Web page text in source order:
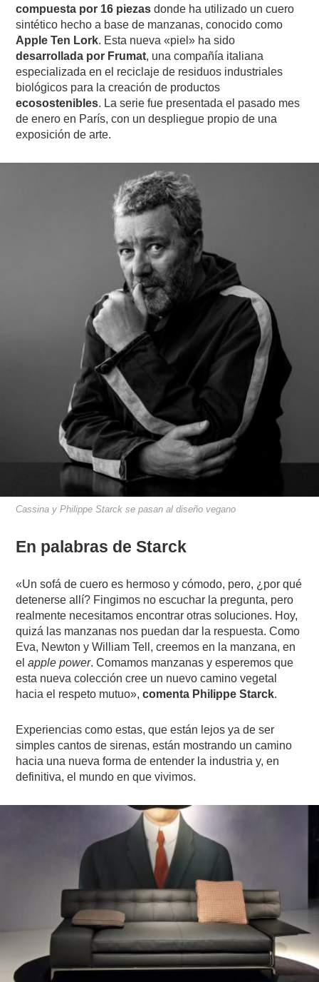
compuesta por 16 piezas donde ha utilizado un cuero
sintético hecho a base de manzanas, conocido como
Apple Ten Lork. Esta nueva «piel» ha sido
desarrollada por Frumat, una compañía italiana
especializada en el reciclaje de residuos industriales
biológicos para la creación de productos
ecosostenibles. La serie fue presentada el pasado mes
de enero en París, con un despliegue propio de una
exposición de arte.
Cassina y Philippe Starck se pasan al diseño vegano
En palabras de Starck
«Un sofá de cuero es hermoso y cómodo, pero, ¿por qué
detenerse allí? Fingimos no escuchar la pregunta, pero
realmente necesitamos encontrar otras soluciones. Hoy,
quizá las manzanas nos puedan dar la respuesta. Como
Eva, Newton y William Tell, creemos en la manzana, en
elapple power. Comamos manzanas y esperemos que
esta nueva colección cree un nuevo camino vegetal
hacia el respeto mutuo»,comenta Philippe Starck.
Experiencias como estas, que están lejos ya de ser
simples cantos de sirenas, están mostrando un camino
hacia una nueva forma de entender la industria y, en
definitiva, el mundo en que vivimos.